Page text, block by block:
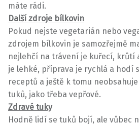
máte rádi.
Další zdroje bílkovin
Pokud nejste vegetarián nebo
zdrojem bílkovin je samozřejmě
nejlehčí na trávení je kuřecí, krůtí
je lehké, příprava je rychlá a hodí
receptů a ještě k tomu
tuků, jako třeba vepřové.
Zdravé tuky
Hodně lidí se tuků bojí, ale vůbec